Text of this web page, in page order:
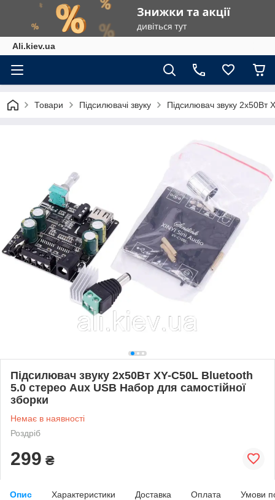
Ali.kiev.ua
Товари Підсилювачі звуку Підсилювач звуку 2x50Вт
Підсилювач звуку 2x50Вт XY-C50L Bluetooth
5.0 стерео Aux USB Набор для самостійної
зборки
Немає в наявності
Роздріб
299 ₴
Опис Характеристики Доставка Оплата Умови